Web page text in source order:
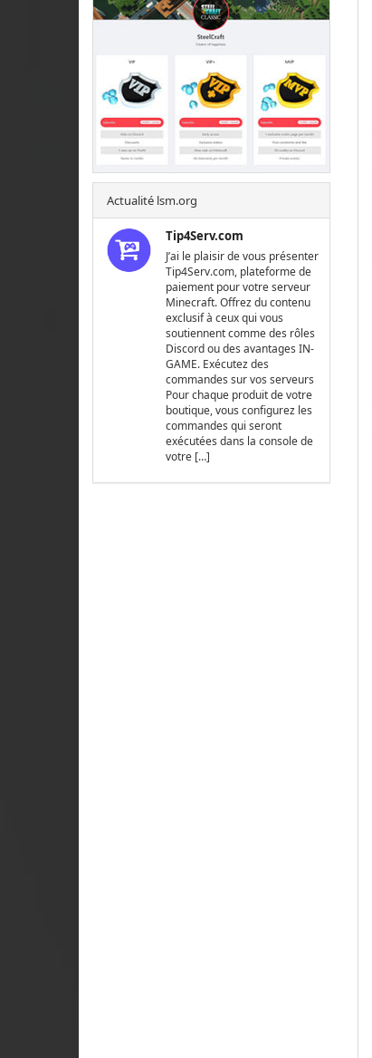
Actualité lsm.org
Tip4Serv.com
J’ai le plaisir de vous présenter
Tip4Serv.com, plateforme de
paiement pour votre serveur
Minecraft. Offrez du contenu
exclusif à ceux qui vous
soutiennent comme des rôles
Discord ou des avantages IN-
GAME. Exécutez des
commandes sur vos serveurs
Pour chaque produit de votre
boutique, vous configurez les
commandes qui seront
exécutées dans la console de
votre […]